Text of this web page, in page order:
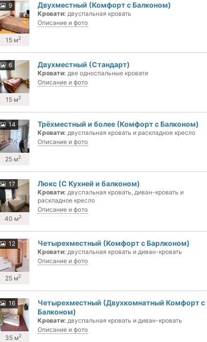
9
15 м2
Двухместный (Комфорт с Балконом)
Кровати: двуспальная кровать
Описание и фото
6
15 м2
Двухместный (Стандарт)
Кровати: две односпальные кровати
Описание и фото
14
25 м2
Трёхместный и более (Комфорт с Балконом)
Кровати: двуспальная кровать и раскладное кресло
Описание и фото
17
40 м2
Люкс (С Кухней и балконом)
Кровати: двуспальная кровать, диван-кровать и
раскладное кресло
Описание и фото
12
25 м2
Четырехместный (Комфорт с Барлконом)
Кровати: двуспальная кровать и диван-кровать
Описание и фото
16
35 м2
Четырехместный (Двухкомнатный Комфорт с
Балконом)
Кровати: двуспальная кровать и диван-кровать
Описание и фото